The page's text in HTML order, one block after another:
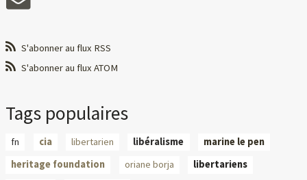
S'abonner au flux RSS
S'abonner au flux ATOM
Tags populaires
fn cia libertarien libéralisme
marine le pen
heritage foundation
oriane borja
libertariens